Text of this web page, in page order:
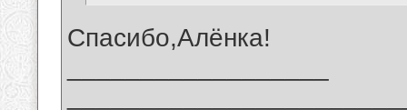
Спасибо,Алёнка!